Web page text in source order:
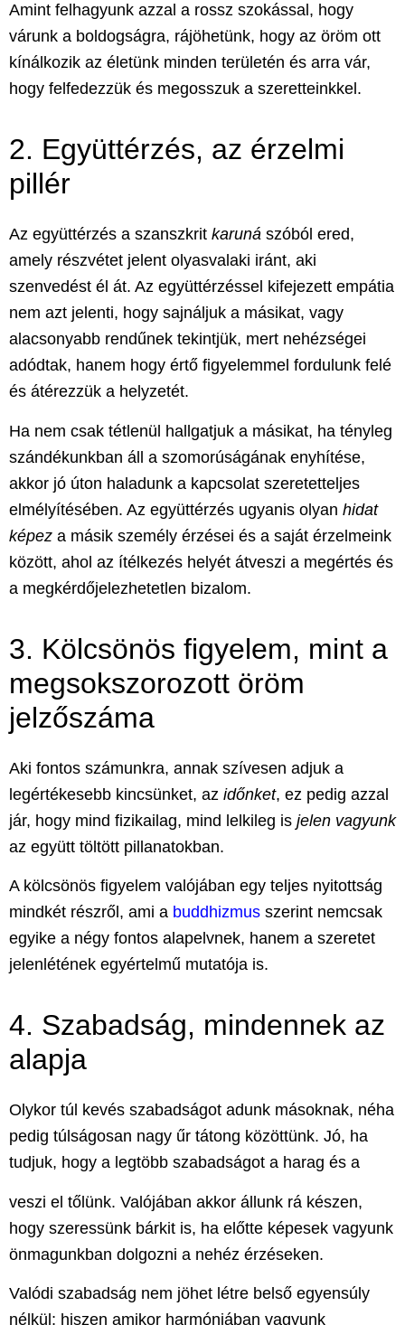
Amint felhagyunk azzal a rossz szokással, hogy
várunk a boldogságra, rájöhetünk, hogy az öröm ott
kínálkozik az életünk minden területén és arra vár,
hogy felfedezzük és megosszuk a szeretteinkkel.
2. Együttérzés, az érzelmi
pillér
Az együttérzés a szanszkrit karuná szóból ered,
amely részvétet jelent olyasvalaki iránt, aki
szenvedést él át. Az együttérzéssel kifejezett empátia
nem azt jelenti, hogy sajnáljuk a másikat, vagy
alacsonyabb rendűnek tekintjük, mert nehézségei
adódtak, hanem hogy értő figyelemmel fordulunk felé
és átérezzük a helyzetét.
Ha nem csak tétlenül hallgatjuk a másikat, ha tényleg
szándékunkban áll a szomorúságának enyhítése,
akkor jó úton haladunk a kapcsolat szeretetteljes
elmélyítésében. Az együttérzés ugyanis olyan hidat
képez a másik személy érzései és a saját érzelmeink
között, ahol az ítélkezés helyét átveszi a megértés és
a megkérdőjelezhetetlen bizalom.
3. Kölcsönös figyelem, mint a
megsokszorozott öröm
jelzőszáma
Aki fontos számunkra, annak szívesen adjuk a
legértékesebb kincsünket, az időnket, ez pedig azzal
jár, hogy mind fizikailag, mind lelkileg is jelen vagyunk
az együtt töltött pillanatokban.
A kölcsönös figyelem valójában egy teljes nyitottság
mindkét részről, ami a buddhizmus szerint nemcsak
egyike a négy fontos alapelvnek, hanem a szeretet
jelenlétének egyértelmű mutatója is.
4. Szabadság, mindennek az
alapja
Olykor túl kevés szabadságot adunk másoknak, néha
pedig túlságosan nagy űr tátong közöttünk. Jó, ha
tudjuk, hogy a legtöbb szabadságot a harag és a
veszi el tőlünk. Valójában akkor állunk rá készen,
hogy szeressünk bárkit is, ha előtte képesek vagyunk
önmagunkban dolgozni a nehéz érzéseken.
Valódi szabadság nem jöhet létre belső egyensúly
nélkül; hiszen amikor harmóniában vagyunk